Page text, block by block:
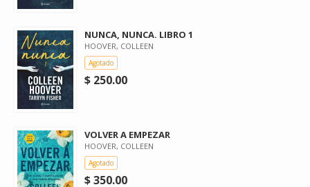
NUNCA, NUNCA. LIBRO 1
HOOVER, COLLEEN
Agotado
$ 250.00
VOLVER A EMPEZAR
HOOVER, COLLEEN
Agotado
$ 350.00